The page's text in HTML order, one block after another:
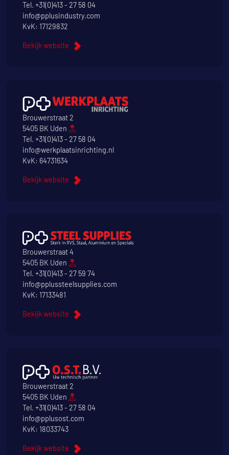
Tel. +31(0)413 - 27 58 04
info@pplusindustry.com
KvK: 17129832
Bekijk website
Brouwerstraat 2
5405 BK Uden
Tel. +31(0)413 - 27 58 04
info@werkplaatsinrichting.nl
KvK: 64731634
Bekijk website
Brouwerstraat 4
5405 BK Uden
Tel. +31(0)413 - 27 59 74
info@pplussteelsupplies.com
KvK: 17133481
Bekijk website
Brouwerstraat 2
5405 BK Uden
Tel. +31(0)413 - 27 58 04
info@pplusost.com
KvK: 18033743
Bekijk website